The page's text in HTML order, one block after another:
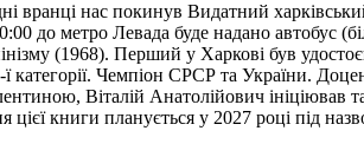
вранці нас покинув Видатний харківський
до метро Левада буде надано автобус
(1968). Перший у Харкові був
категорії. Чемпіон СРСР та України.
Віталій Анатолійович ініціював
цієї книги планується у 2027 році під